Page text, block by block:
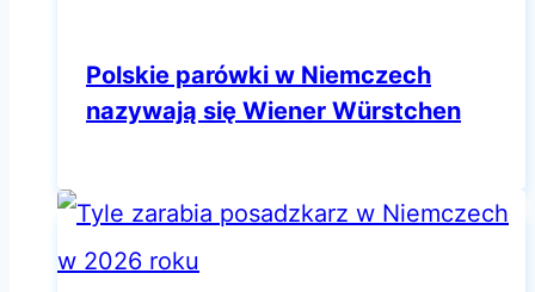
Polskie parówki w Niemczech
nazywają się Wiener Würstchen